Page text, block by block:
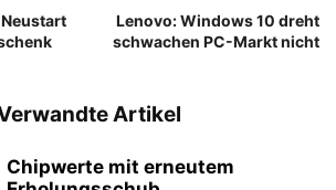
Lenovo: Windows 10 dreht
schwachen PC-Markt nicht
Artikel
Chipwerte mit erneutem